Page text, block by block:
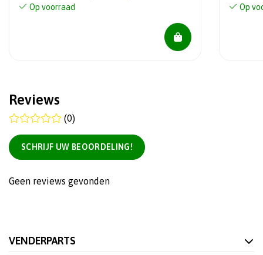
Op voorraad Op
Reviews
(0)
SCHRIJF UW BEOORDELING!
Geen reviews gevonden
VENDERPARTS